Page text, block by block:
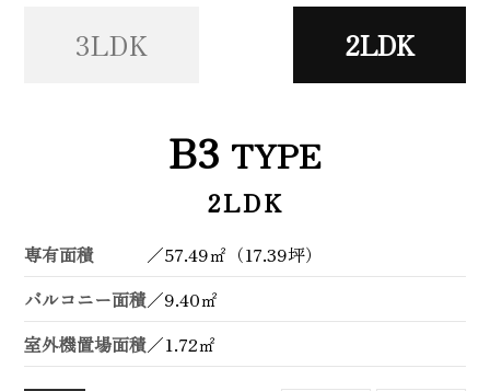
3LDK 2LDK
B3 TYPE
2LDK
専有面積 ／57.49㎡（17.39坪）
バルコニー面積／9.40㎡
室外機置場面積／1.72㎡